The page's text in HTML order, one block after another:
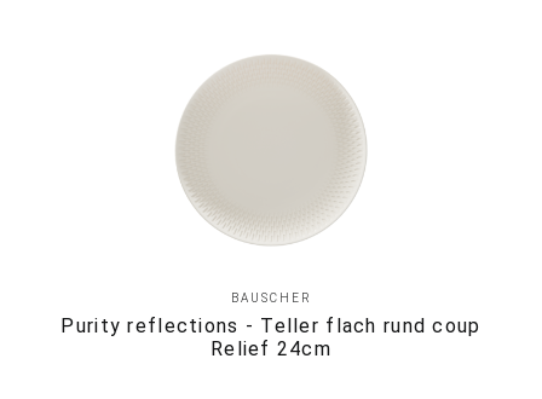
BAUSCHER
Purity reflections - Teller flach rund coup
Relief 24cm